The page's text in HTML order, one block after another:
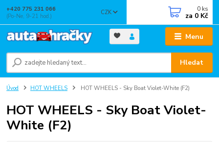
Menu
CZK
Hledat
+420 775 231 066
(Po-Ne, 9-21 hod.)
0 ks
za 0 Kč
Úvod HOT WHEELS HOT WHEELS - Sky Boat Violet-White (F2)
HOT WHEELS - Sky Boat Violet-
White (F2)